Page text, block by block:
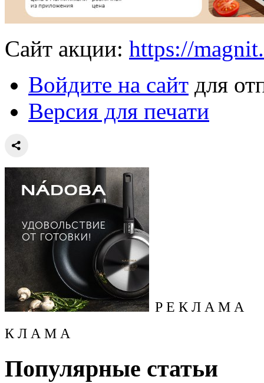
Сайт акции: https://
Войдите на сайт для
Версия для печати
Р Е К Л А М А
К Л А М А
Популярные статьи